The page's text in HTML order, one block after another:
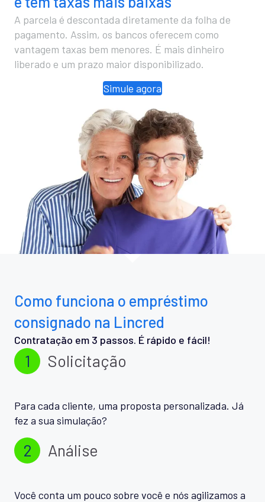
A parcela é descontada diretamente da folha de
pagamento. Assim, os bancos oferecem como
vantagem taxas bem menores. É mais dinheiro
liberado e um prazo maior disponibilizado.
Simule agora
Como funciona o empréstimo
consignado na Lincred
Contratação em 3 passos. É rápido e fácil!
1 Solicitação
Para cada cliente, uma proposta personalizada. Já
fez a sua simulação?
2 Análise
Você conta um pouco sobre você e nós agilizamos a